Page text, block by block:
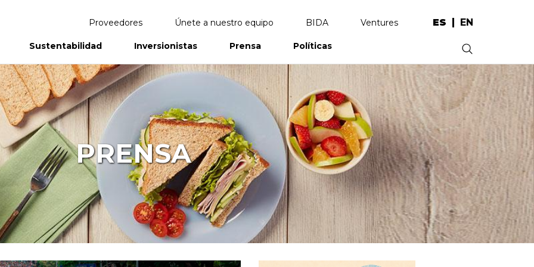
Proveedores Únete a nuestro equipo BIDA Ventures ES EN
Sustentabilidad
Informes Anuales
Inversionistas Prensa Políticas .
PRENSA